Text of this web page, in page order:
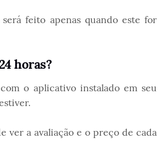
feito apenas quando este for
horas?
o aplicativo instalado em seu
ver a avaliação e o preço de cada